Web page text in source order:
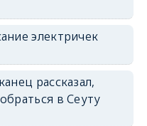
электричек
рассказал,
в Сеуту